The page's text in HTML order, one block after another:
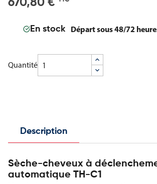
670,80 €
En stock Départ sous 48/72
Quantité
Description
Sèche-cheveux à
automatique TH-C1